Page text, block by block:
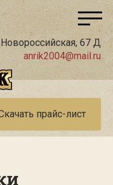
Новороссийская, 67 Д
anrik2004@mail.ru
прайс-лист